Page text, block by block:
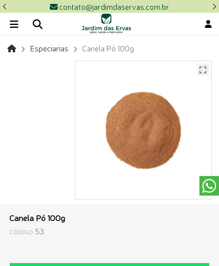
contato@jardimdaservas.com.br
Especiarias Canela Pó 100g
Canela Pó 100g
CÓDIGO 53